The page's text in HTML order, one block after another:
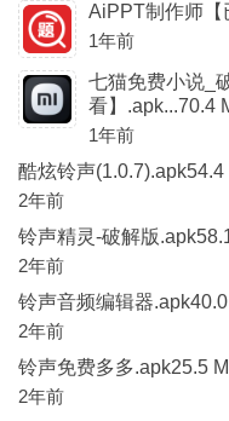
AiPPT制作师【
1年前
七猫免费小说_
看】.apk...70.4
1年前
酷炫铃声(1.0.7).apk54.4
2年前
铃声精灵-破解版
2年前
铃声音频编辑器.apk40.0
2年前
铃声免费多多.apk25.5 M
2年前